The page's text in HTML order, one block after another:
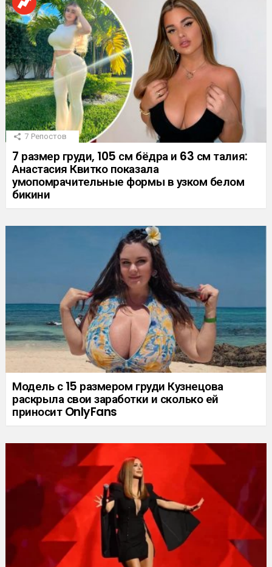
7 Репостов
7 размер груди, 105 см бёдра и 63 см талия:
Анастасия Квитко показала
умопомрачительные формы в узком белом
бикини
Модель с 15 размером груди Кузнецова
раскрыла свои заработки и сколько ей
приносит OnlyFans